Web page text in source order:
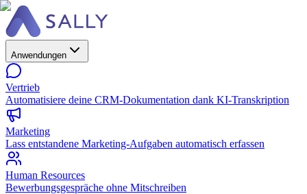
Anwendungen
Vertrieb
Automatisiere deine CRM-Dokumentation dank KI-Transkription
Marketing
Lass entstandene Marketing-Aufgaben automatisch erfassen
Human Resources
Bewerbungsgespräche ohne Mitschreiben